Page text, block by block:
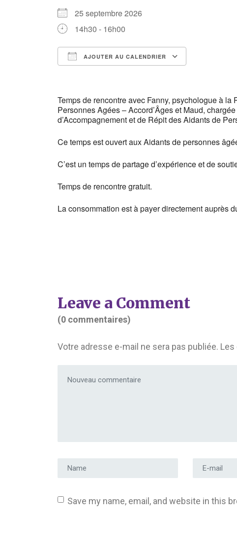
25 septembre 2026
14h30 - 16h00
AJOUTER AU CALENDRIER
Temps de rencontre avec Fanny, psychologue à
Personnes Agées – Accord’Âges et Maud,
d’Accompagnement et de Répit des Aidants de
Ce temps est ouvert aux Aidants de personnes
C’est un temps de partage d’expérience et de
Temps de rencontre gratuit.
La consommation est à payer directement auprès
Leave a Comment
(0 commentaires)
Votre adresse e-mail ne sera pas publiée. Les
Prénom et nom Adresse e-
Save my name, email, and website in this